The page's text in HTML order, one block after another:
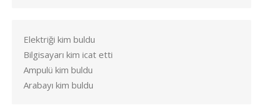
Elektriği kim buldu
Bilgisayarı kim icat etti
Ampulü kim buldu
Arabayı kim buldu